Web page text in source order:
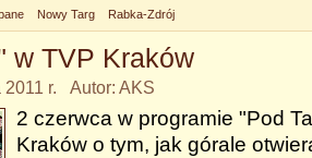
Nowy Targ Rabka-Zdrój
w TVP Kraków
2011 r. Autor: AKS
2 czerwca w programie "Pod
Kraków o tym, jak górale